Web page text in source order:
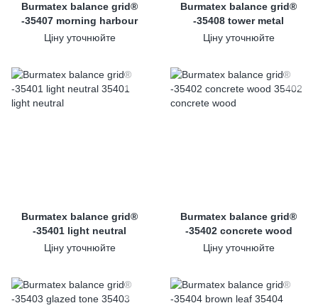
Burmatex balance grid®
-35407 morning harbour
Ціну уточнюйте
Burmatex balance grid®
-35408 tower metal
Ціну уточнюйте
Burmatex balance grid®
-35401 light neutral
Ціну уточнюйте
Burmatex balance grid®
-35402 concrete wood
Ціну уточнюйте